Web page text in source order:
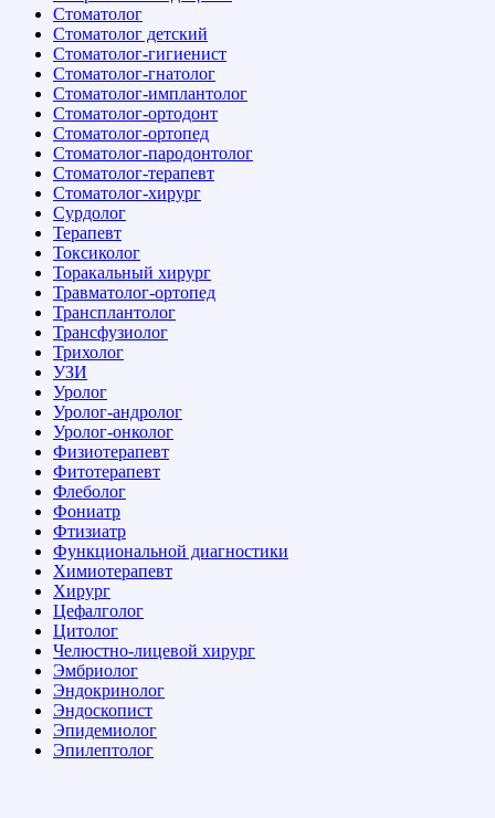
Стоматолог
Стоматолог детский
Стоматолог-гигиенист
Стоматолог-гнатолог
Стоматолог-имплантолог
Стоматолог-ортодонт
Стоматолог-ортопед
Стоматолог-пародонтолог
Стоматолог-терапевт
Стоматолог-хирург
Сурдолог
Терапевт
Токсиколог
Торакальный хирург
Травматолог-ортопед
Трансплантолог
Трансфузиолог
Трихолог
УЗИ
Уролог
Уролог-андролог
Уролог-онколог
Физиотерапевт
Фитотерапевт
Флеболог
Фониатр
Фтизиатр
Функциональной диагностики
Химиотерапевт
Хирург
Цефалголог
Цитолог
Челюстно-лицевой хирург
Эмбриолог
Эндокринолог
Эндоскопист
Эпидемиолог
Эпилептолог